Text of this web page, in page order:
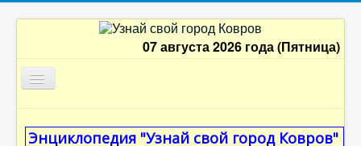
07 августа 2026 года (Пятница)
Энциклопедия "Узнай свой город Ковров"